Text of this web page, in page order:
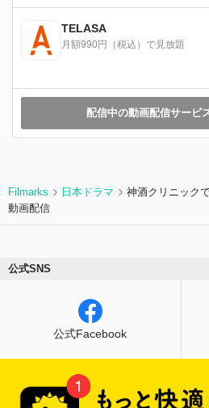
TELASA
月額990円（税込）で見放題
配信中の動画配信サービ
Filmarks 日本ドラマ
神酒クリニック
動画配信
公式SNS
公式Facebook